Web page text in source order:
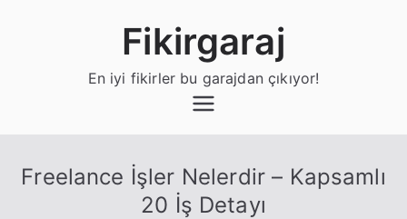
Fikirgaraj
En iyi fikirler bu garajdan çıkıyor!
Freelance İşler Nelerdir – Kapsamlı
20 İş Detayı